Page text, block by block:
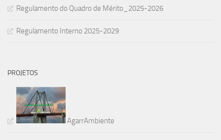
Regulamento do Quadro de Mérito_2025-2026
Regulamento Interno 2025-2029
PROJETOS
AgarrAmbiente